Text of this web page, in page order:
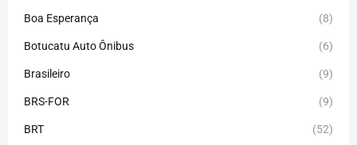
Boa Esperança (8)
Botucatu Auto Ônibus (6)
Brasileiro (9)
BRS-FOR (9)
BRT (52)